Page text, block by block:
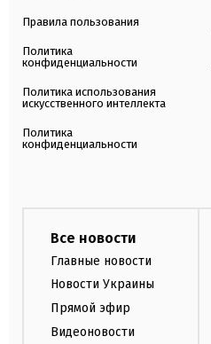
Правила пользования
Политика
конфиденциальности
Политика использования
искусственного интеллекта
Политика
конфиденциальности
Все новости
Главные новости
Новости Украины
Прямой эфир
Видеоновости